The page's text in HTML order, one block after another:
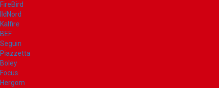
FireBird
IldNord
Kalfire
BEF
Seguin
Piazzetta
Boley
Focus
Hergom